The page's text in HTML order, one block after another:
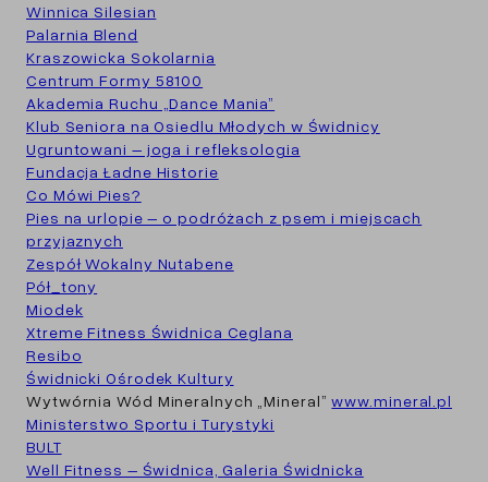
Winnica Silesian
Palarnia Blend
Kraszowicka Sokolarnia
Centrum Formy 58100
Akademia Ruchu „Dance Mania”
Klub Seniora na Osiedlu Młodych w Świdnicy
Ugruntowani – joga i refleksologia
Fundacja Ładne Historie
Co Mówi Pies?
Pies na urlopie – o podróżach z psem i miejscach
przyjaznych
Zespół Wokalny Nutabene
Pół_tony
Miodek
Xtreme Fitness Świdnica Ceglana
Resibo
Świdnicki Ośrodek Kultury
Wytwórnia Wód Mineralnych „Mineral”www.mineral.pl
Ministerstwo Sportu i Turystyki
BULT
Well Fitness – Świdnica, Galeria Świdnicka